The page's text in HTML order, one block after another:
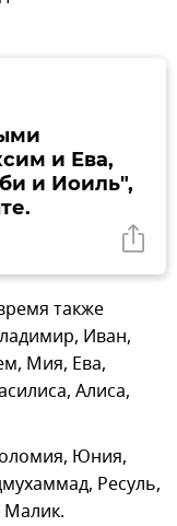
и Ева,
и Иоиль",
также
Иван,
Мия, Ева,
Алиса,
Юния,
Ресуль,
Малик.